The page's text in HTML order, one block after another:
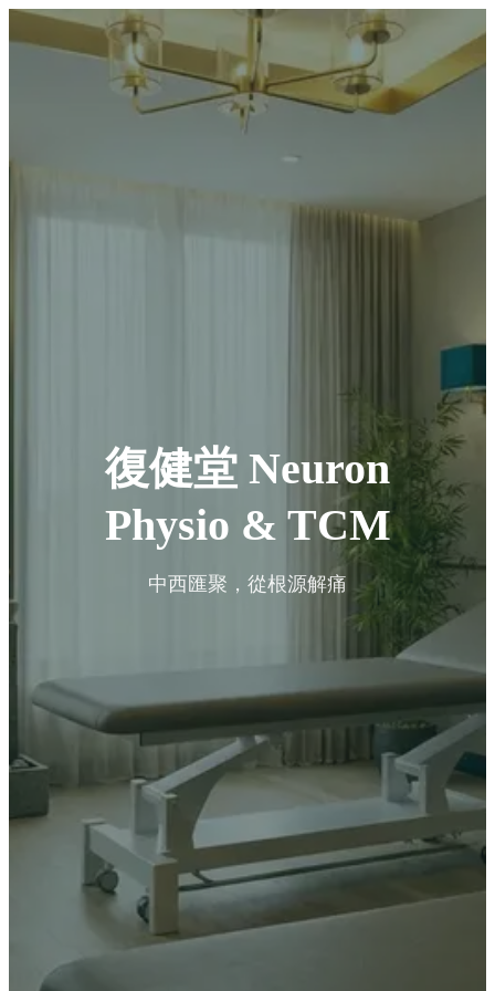
復健堂 Neuron
Physio & TCM
中西匯聚，從根源解痛